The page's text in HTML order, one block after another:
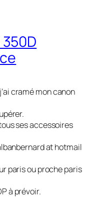
cramé mon canon
ses accessoires
at hotmail
paris ou proche paris
à prévoir.